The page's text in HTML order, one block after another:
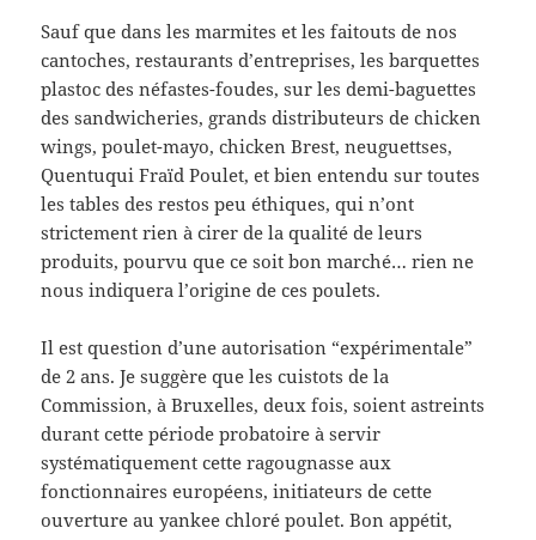
Sauf que dans les marmites et les faitouts de nos
cantoches, restaurants d’entreprises, les barquettes
plastoc des néfastes-foudes, sur les demi-baguettes
des sandwicheries, grands distributeurs de chicken
wings, poulet-mayo, chicken Brest, neuguettses,
Quentuqui Fraïd Poulet, et bien entendu sur toutes
les tables des restos peu éthiques, qui n’ont
strictement rien à cirer de la qualité de leurs
produits, pourvu que ce soit bon marché… rien ne
nous indiquera l’origine de ces poulets.
Il est question d’une autorisation “expérimentale”
de 2 ans. Je suggère que les cuistots de la
Commission, à Bruxelles, deux fois, soient astreints
durant cette période probatoire à servir
systématiquement cette ragougnasse aux
fonctionnaires européens, initiateurs de cette
ouverture au yankee chloré poulet. Bon appétit,